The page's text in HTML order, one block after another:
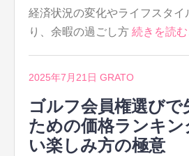
経済状況の変化やライフスタイ
り、余暇の過ごし方 続きを読
2025年7月21日 GRATO
ゴルフ会員権選びで
ための価格ランキン
い楽しみ方の極意